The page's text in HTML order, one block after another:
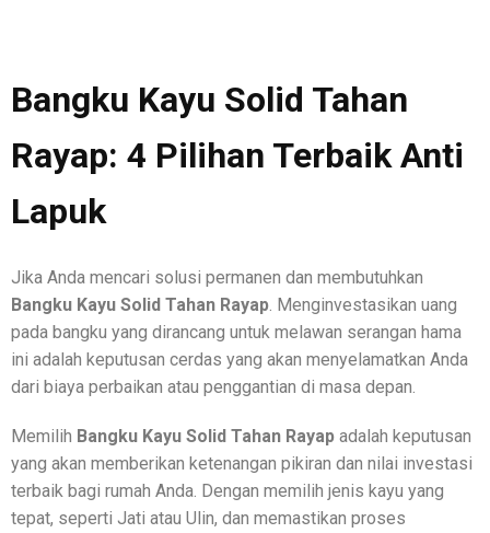
Bangku Kayu Solid Tahan
Rayap: 4 Pilihan Terbaik Anti
Lapuk
Jika Anda mencari solusi permanen dan membutuhkan
Bangku Kayu Solid Tahan Rayap . Menginvestasikan uang
pada bangku yang dirancang untuk melawan serangan hama
ini adalah keputusan cerdas yang akan menyelamatkan Anda
dari biaya perbaikan atau penggantian di masa depan.
Memilih Bangku Kayu Solid Tahan Rayap adalah keputusan
yang akan memberikan ketenangan pikiran dan nilai investasi
terbaik bagi rumah Anda. Dengan memilih jenis kayu yang
tepat, seperti Jati atau Ulin, dan memastikan proses